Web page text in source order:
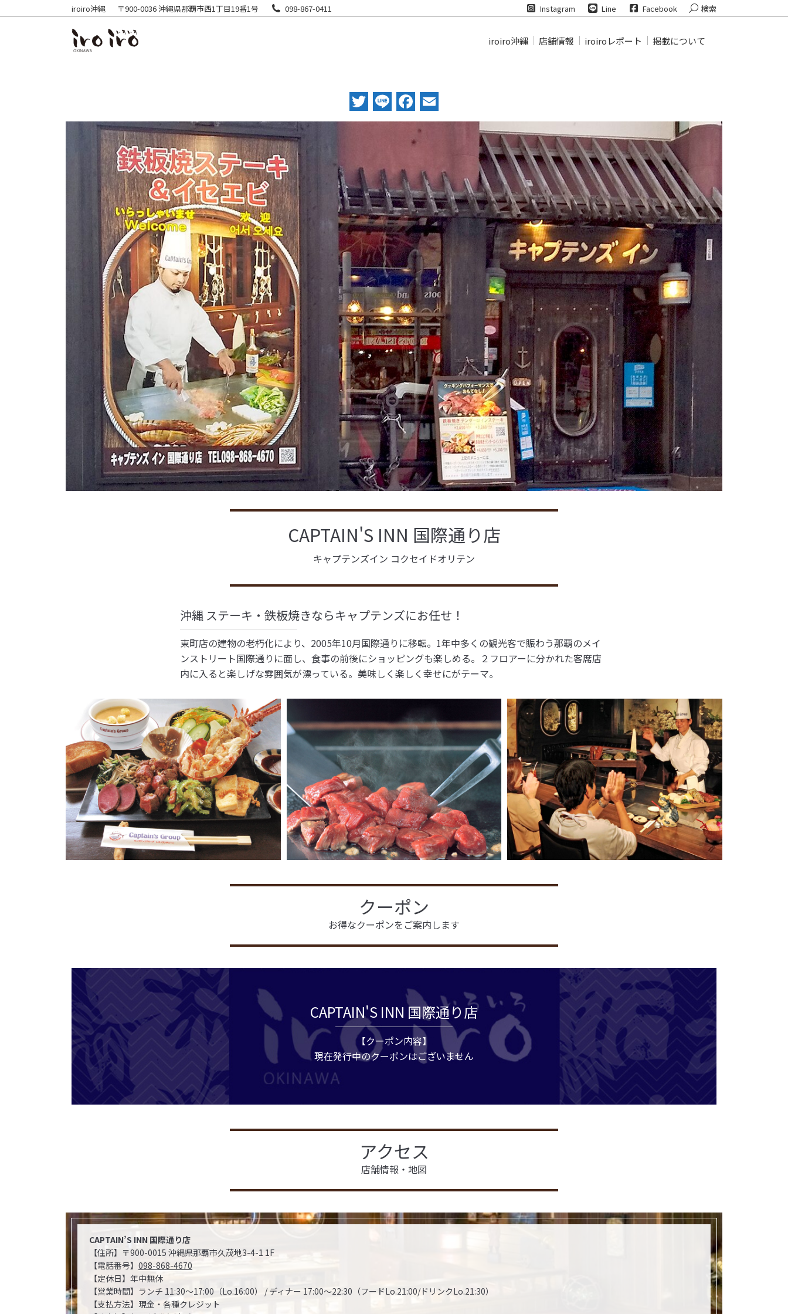
iroiro沖縄 〒900-0036 沖縄県那覇市西1丁目19番1号 098-867-0411 Instagram Line Facebook Search:
検索
iroiro沖縄 店舗情報 iroiroレポート 掲載について
Twitter
LineFacebook
CAPTAIN'S INN 国際通り店
キャプテンズイン コクセイドオリテン
沖縄 ステーキ・鉄板焼きならキャプテンズにお任せ！
東町店の建物の老朽化により、2005年10月国際通りに移転。1年中多くの観光客で賑わう那覇のメイ
ンストリート国際通りに面し、食事の前後にショッピングも楽しめる。２フロアーに分かれた客席店
内に入ると楽しげな雰囲気が漂っている。美味しく楽しく幸せにがテーマ。
クーポン
お得なクーポンをご案内します
CAPTAIN'S INN 国際通り店
【クーポン内容】
現在発行中のクーポンはございません
アクセス
店舗情報・地図
CAPTAIN’S INN 国際通り店
【住所】〒900-0015 沖縄県那覇市久茂地3-4-1 1F
【電話番号】 098-868-4670
【定休日】年中無休
【営業時間】ランチ 11:30～17:00（Lo.16:00） / ディナー 17:00～22:30（フードLo.21:00/ドリンクLo.21:30）
【支払方法】現金・各種クレジット